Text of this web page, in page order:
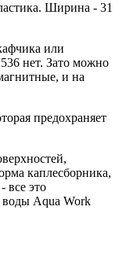
Ширина - 31
или
нет. Зато можно
и на
предохраняет
каплесборника,
все это
воды Aqua Work